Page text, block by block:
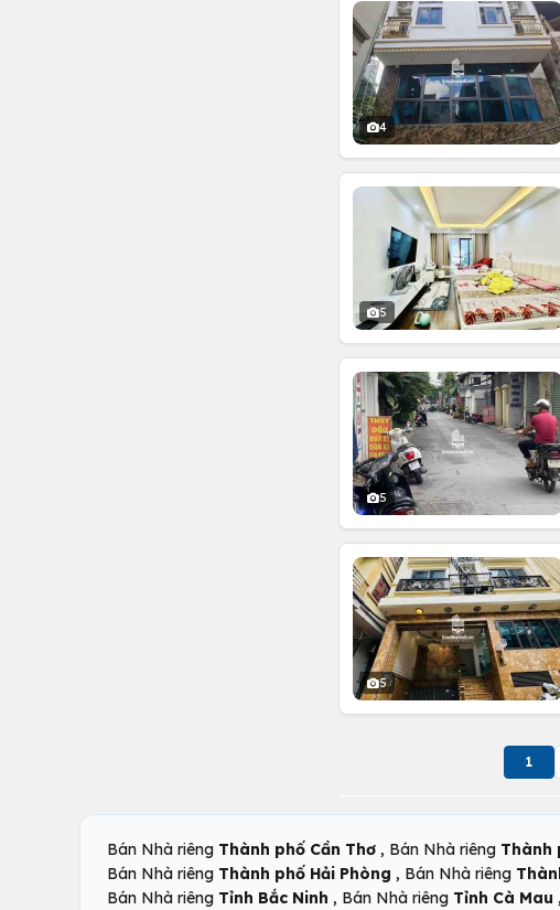
4
5
5
5
1
Bán Nhà riêng Thành phố Cần Thơ , Bán Nhà riêng Thành
Bán Nhà riêng Thành phố Hải Phòng , Bán Nhà riêng
Bán Nhà riêng Tỉnh Bắc Ninh , Bán Nhà riêng Tỉnh Cà Mau ,